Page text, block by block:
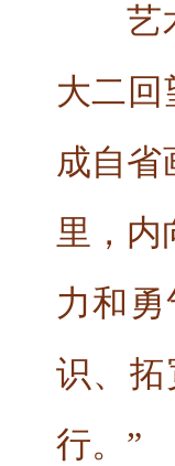
艺
大二回
成自省
里，内
力和
识、
行。”